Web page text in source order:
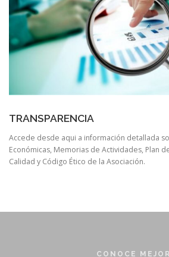
TRANSPARENCIA
Accede desde aqui a información detallada
Económicas, Memorias de Actividades, Plan
Calidad y Código Ético de la Asociación.
CONOCE MEJOR